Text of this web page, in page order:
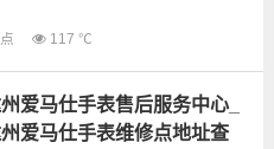
是古锋网为您整理的德州爱马
的故障检测维修，手表保养等
，为了享受...
117 ℃
爱马仕手表售后服务中心_
爱马仕手表维修点地址查